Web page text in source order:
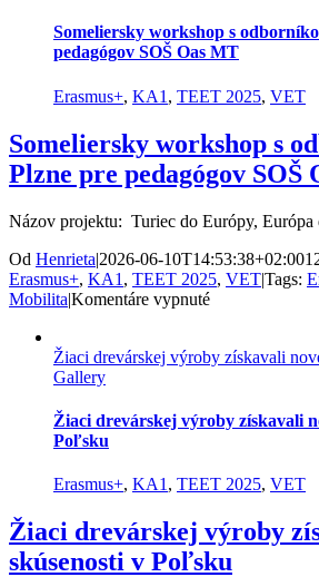
Someliersky workshop s
pedagógov SOŠ Oas MT
Erasmus+, KA1 , TEET 2025, VET
Someliersky workshop s
Plzne pre pedagógov SOŠ
Názov projektu: Turiec do Európy,
Od Henrieta|2026-06-10T14:53:38+02:00
Erasmus+, KA1 , TEET 2025, VET|Tags:
Mobilita|Komentáre vypnuténa
s
Plzne
SOŠ
Oas
MT
Žiaci drevárskej výroby získavali
Gallery
Žiaci drevárskej výroby získavali
Poľsku
Erasmus+, KA1 , TEET 2025, VET
Žiaci drevárskej výroby
skúsenosti v Poľsku